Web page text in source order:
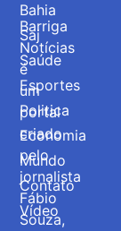
Barriga
Notícias
é
um
portal
criado
pelo
jornalista
Fábio
Souza,
Bahia
Saj
Saúde
Esportes
Politica
Economia
Mundo
Contato
Vídeo